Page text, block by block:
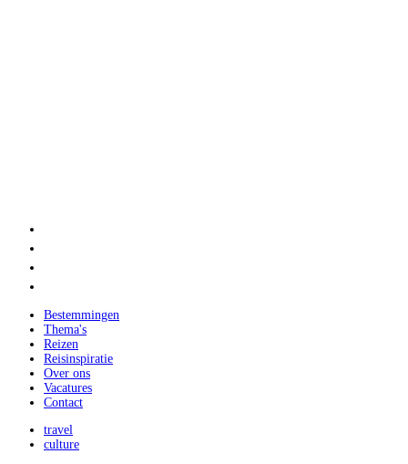
Bestemmingen
Thema's
Reizen
Reisinspiratie
Over ons
Vacatures
Contact
travel
culture